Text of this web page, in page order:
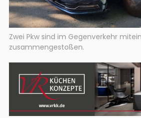
Zwei Pkw sind im Gegenverkehr
zusammengestoßen.